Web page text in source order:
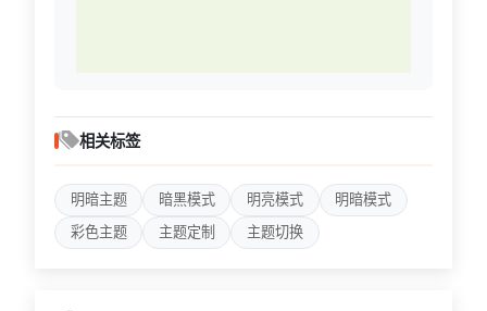
相关标签
明暗主题 暗黑模式 明亮模式
明暗模式
彩色主题
主题定制 主题切换